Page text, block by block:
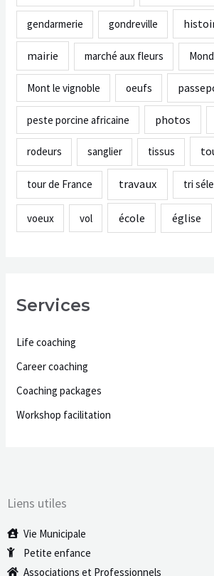
gendarmerie gondreville
mairie marché aux fleurs
Mont le vignoble oeufs
peste porcine africaine photos
rodeurs sanglier tissus
tour de France travaux tri
voeux vol école église
Services
Life coaching
Career coaching
Coaching packages
Workshop facilitation
Liens utiles
Vie Municipale
Petite enfance
Associations et Professionnels